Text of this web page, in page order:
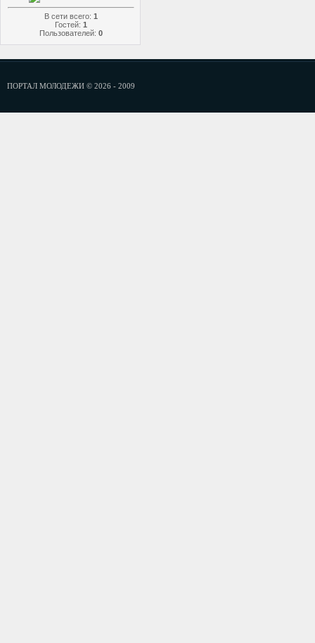
В сети всего: 1
Гостей: 1
Пользователей: 0
ПОРТАЛ МОЛОДЕЖИ © 2026 - 2009